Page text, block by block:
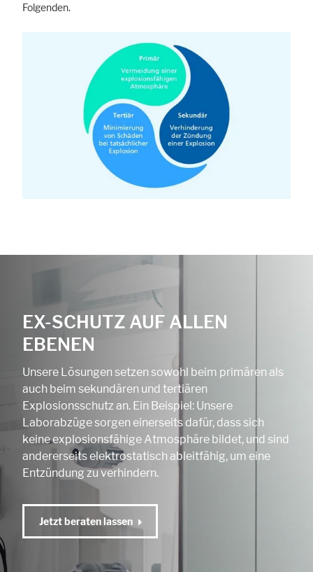
Folgenden.
EX-SCHUTZ AUF ALLEN
EBENEN
Unsere Lösungen setzen sowohl beim primären als
auch beim sekundären und tertiären
Explosionsschutz an. Ein Beispiel: Unsere
Laborabzüge sorgen einerseits dafür, dass sich
keine explosionsfähige Atmosphäre bildet, und sind
andererseits elektrostatisch ableitfähig, um eine
Entzündung zu verhindern.
Jetzt beraten lassen